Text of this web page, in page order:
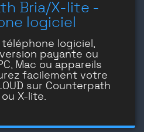
Bria/X-lite -
logiciel
logiciel,
payante ou
Mac ou appareils
facilement votre
sur Counterpath
ou X-lite.